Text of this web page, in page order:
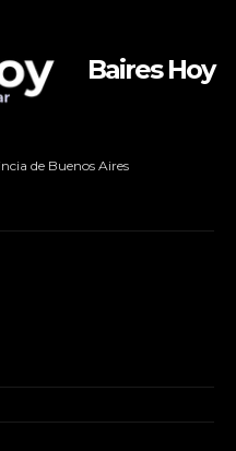
Baires Hoy
de Buenos Aires